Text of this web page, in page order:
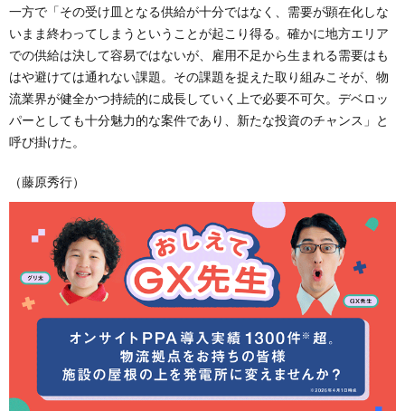
一方で「その受け皿となる供給が十分ではなく、需要が顕在化しな
いまま終わってしまうということが起こり得る。確かに地方エリア
での供給は決して容易ではないが、雇用不足から生まれる需要はも
はや避けては通れない課題。その課題を捉えた取り組みこそが、物
流業界が健全かつ持続的に成長していく上で必要不可欠。デベロッ
パーとしても十分魅力的な案件であり、新たな投資のチャンス」と
呼び掛けた。
（藤原秀行）